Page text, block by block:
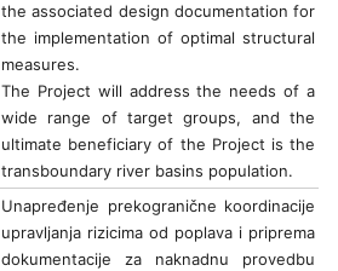
the associated design documentation for
the implementation of optimal structural
measures.
The Project will address the needs of a
wide range of target groups, and the
ultimate beneficiary of the Project is the
transboundary river basins population.
Unapređenje prekogranične koordinacije
upravljanja rizicima od poplava i priprema
dokumentacije za naknadnu provedbu